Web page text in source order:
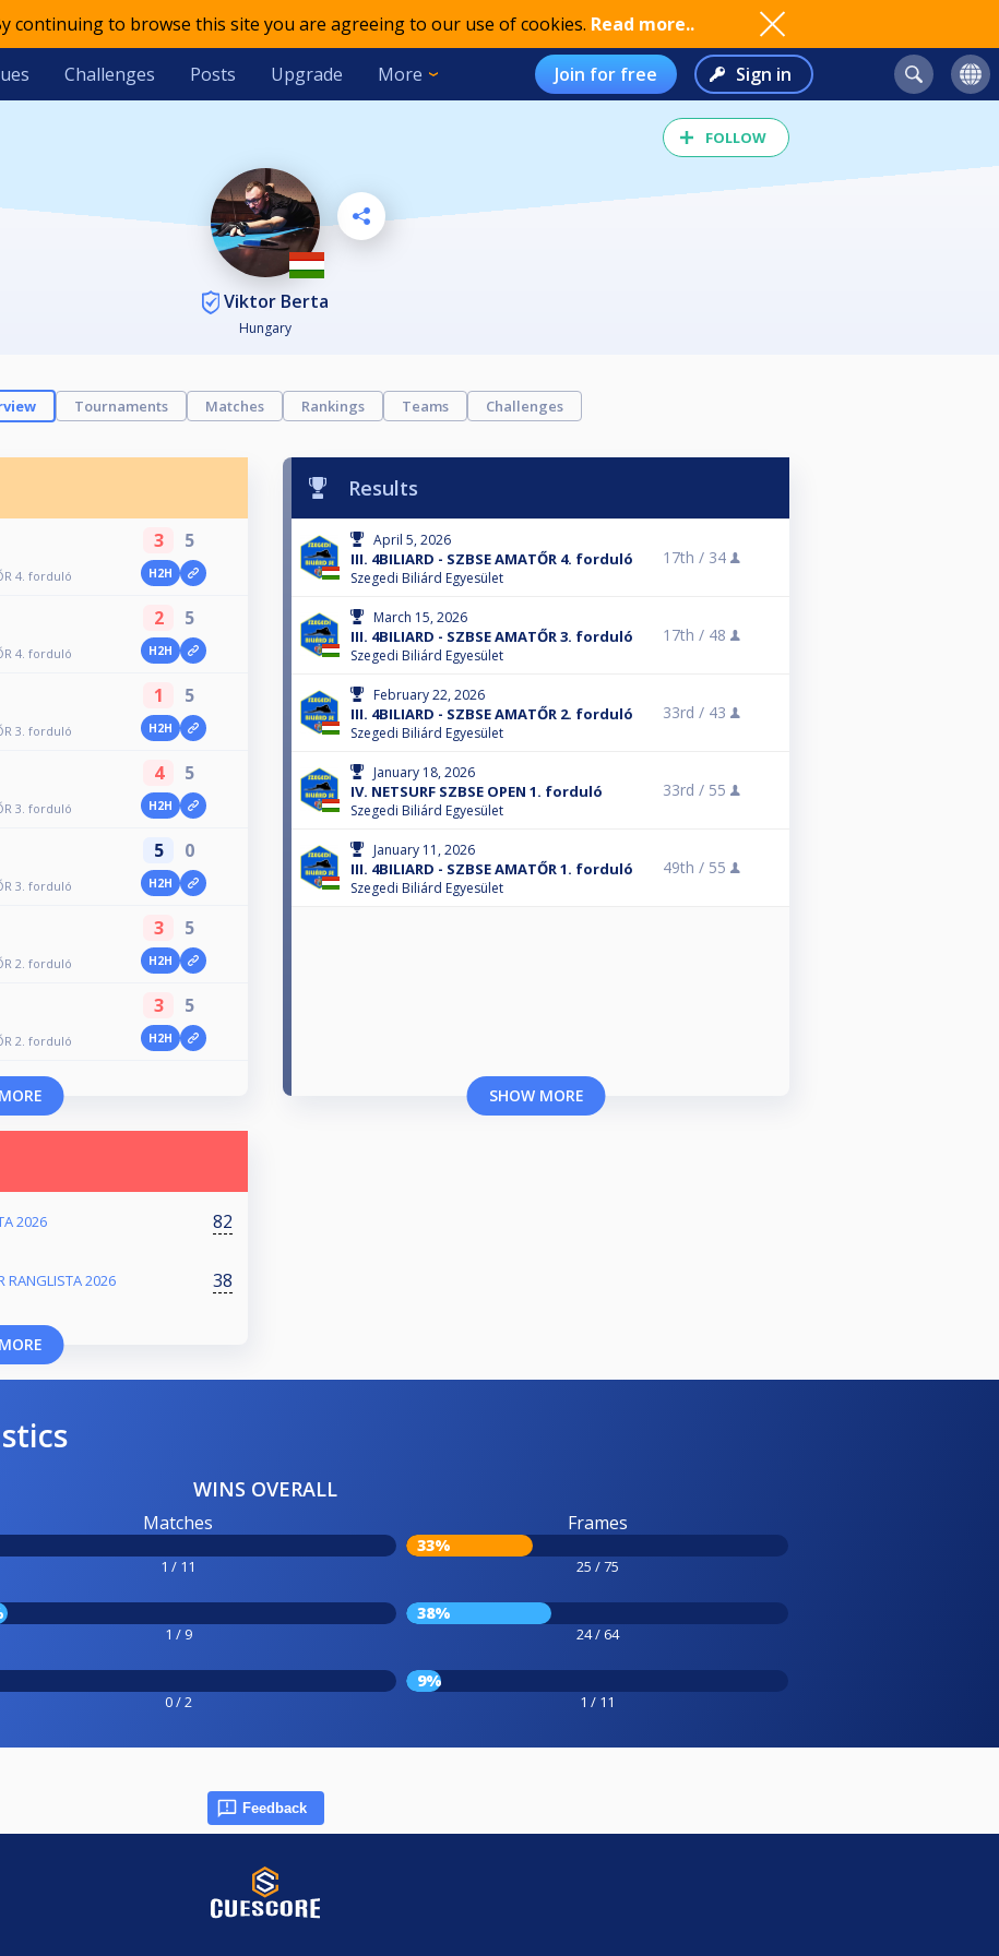
continuing to browse this site you are agreeing to our use of cookies. Read more..
Challenges Posts Upgrade More Join for free Sign in
FOLLOW
Viktor Berta
Hungary
Tournaments Matches Rankings Teams Challenges
4. forduló
3 5
H2H
4. forduló
2 5
H2H
3. forduló
1 5
H2H
3. forduló
4 5
H2H
3. forduló
5 0
H2H
2. forduló
3 5
H2H
2. forduló
3 5
H2H
Results
April 5, 2026
III. 4BILIARD - SZBSE AMATŐR 4. forduló
Szegedi Biliárd Egyesület
17th / 34
March 15, 2026
III. 4BILIARD - SZBSE AMATŐR 3. forduló
Szegedi Biliárd Egyesület
17th / 48
February 22, 2026
III. 4BILIARD - SZBSE AMATŐR 2. forduló
Szegedi Biliárd Egyesület
33rd / 43
January 18, 2026
IV. NETSURF SZBSE OPEN 1. forduló
Szegedi Biliárd Egyesület
33rd / 55
January 11, 2026
III. 4BILIARD - SZBSE AMATŐR 1. forduló
Szegedi Biliárd Egyesület
49th / 55
SHOW MORE
2026 82
RANGLISTA 2026 38
WINS OVERALL
Matches
1 / 11
Frames
33%
25 / 75
1 / 9
38%
24 / 64
0 / 2
9%
1 / 11
Feedback